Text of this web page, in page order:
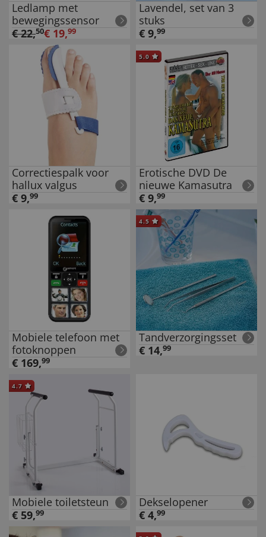
Ledlamp met
bewegingssensor
€22,50€ 19,99
Lavendel, set van 3
stuks
€ 9,99
Correctiespalk voor
hallux valgus
€ 9,99
5.0
Erotische DVD De
nieuwe Kamasutra
€ 9,99
Mobiele telefoon met
fotoknoppen
€ 169,99
4.5
Tandverzorgingsset
€ 14,99
4.7
Mobiele toiletsteun
€ 59,99
Dekselopener
€ 4,99